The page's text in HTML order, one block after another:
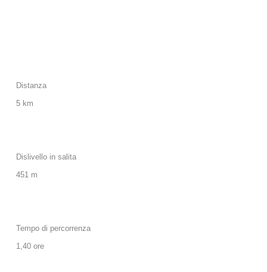
Distanza
5 km
Dislivello in salita
451 m
Tempo di percorrenza
1,40 ore